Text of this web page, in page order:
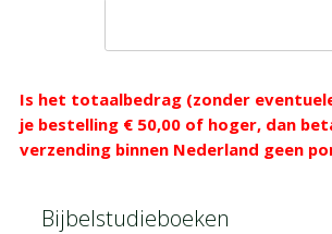
e-
Books
Is het totaalbedrag (zonder
je bestelling € 50,00 of hoger, dan
verzending binnen Nederland geen
Bijbelstudieboeken